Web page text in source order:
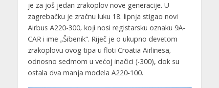
je za još jedan zrakoplov nove generacije. U
zagrebačku je zračnu luku 18. lipnja stigao novi
Airbus A220-300, koji nosi registarsku oznaku 9A-
CAR i ime „Šibenik“. Riječ je o ukupno devetom
zrakoplovu ovog tipa u floti Croatia Airlinesa,
odnosno sedmom u većoj inačici (-300), dok su
ostala dva manja modela A220-100.